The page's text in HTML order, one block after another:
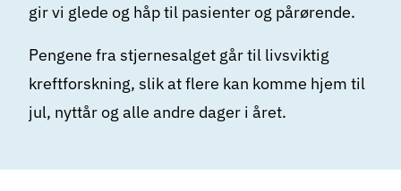
gir vi glede og håp til pasienter og pårørende.
Pengene fra stjernesalget går til livsviktig
kreftforskning, slik at flere kan komme hjem til
jul, nyttår og alle andre dager i året.